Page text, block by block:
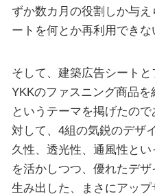
ずか数カ月の役割しか与
ートを何とか再利用できな
そして、建築広告シート
YKKのファスニング商品
というテーマを掲げたの
対して、4組の気鋭のデザ
久性、透光性、通風性と
を活かしつつ、優れたデ
生み出した、まさにアッ